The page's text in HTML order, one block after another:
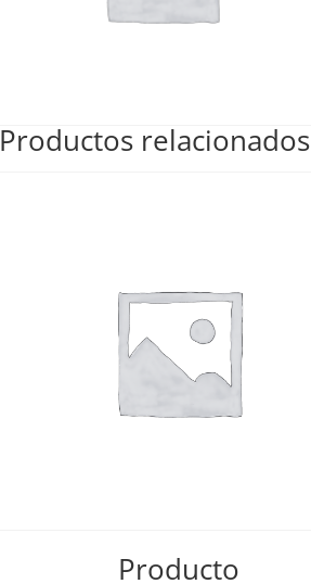
Productos relacionados
Producto